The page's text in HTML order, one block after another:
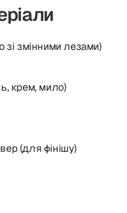
зі змінними лезами)
крем, мило)
(для фінішу)